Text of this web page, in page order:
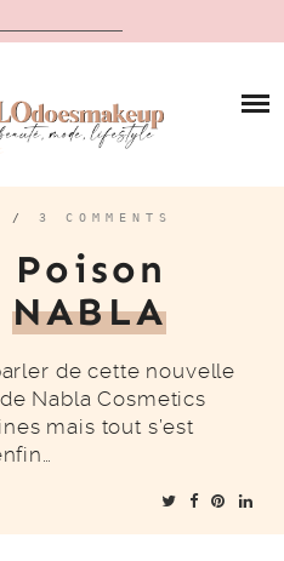
/ 3 COMMENTS
NABLA
de cette nouvelle
Nabla Cosmetics
mais tout s’est